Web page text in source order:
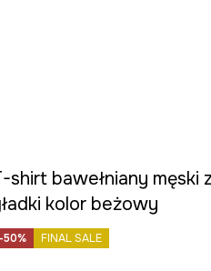
shirt bawełniany męski
kolor beżowy
-50% FINAL SALE